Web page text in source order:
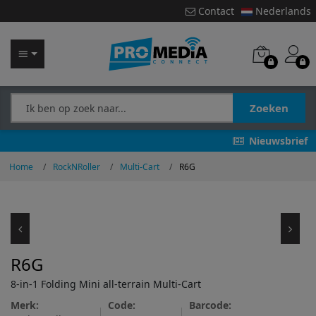
Contact Nederlands
Zoeken
Nieuwsbrief
Home RockNRoller Multi-Cart R6G
R6G
8-in-1 Folding Mini all-terrain Multi-Cart
Merk:
Code:
Barcode: